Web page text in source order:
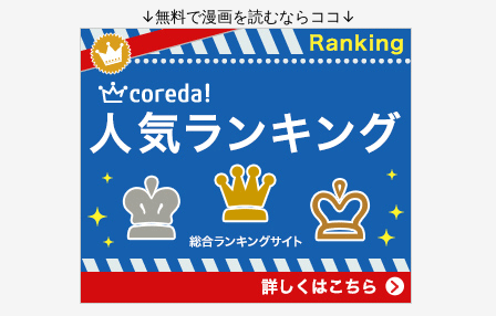
↓無料で漫画を読むならココ↓